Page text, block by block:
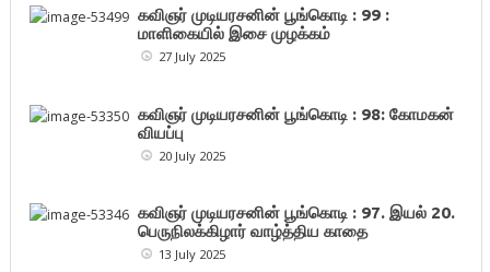
கவிஞர் முடியரசனின் பூங்கொடி : 99 :
மாளிகையில் இசை முழக்கம்
27 July 2025
கவிஞர் முடியரசனின் பூங்கொடி : 98: கோமகன்
வியப்பு
20 July 2025
கவிஞர் முடியரசனின் பூங்கொடி : 97. இயல் 20.
பெருநிலக்கிழார் வாழ்த்திய காதை
13 July 2025